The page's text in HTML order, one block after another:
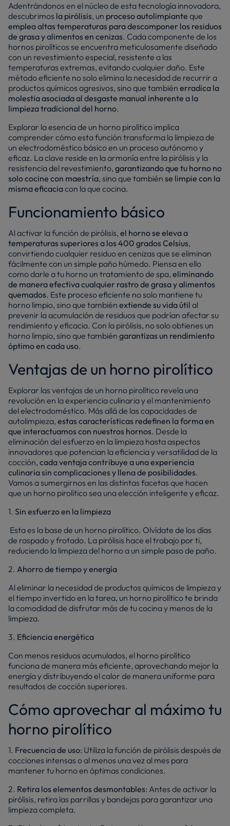
Adentrándonos en el núcleo de esta tecnología innovadora,
descubrimos la pirólisis, un proceso autolimpiante que
emplea altas temperaturas para descomponer los residuos
de grasa y alimentos en cenizas. Cada componente de los
hornos pirolíticos se encuentra meticulosamente diseñado
con un revestimiento especial, resistente a las
temperaturas extremas, evitando cualquier daño. Este
método eficiente no solo elimina la necesidad de recurrir a
productos químicos agresivos, sino que también erradica la
molestia asociada al desgaste manual inherente a la
limpieza tradicional del horno.
Explorar la esencia de un horno pirolítico implica
comprender cómo esta función transforma la limpieza de
un electrodoméstico básico en un proceso autónomo y
eficaz. La clave reside en la armonía entre la pirólisis y la
resistencia del revestimiento, garantizando que tu horno no
solo cocine con maestría, sino que también se limpie con la
misma eficaciacon la que cocina.
Funcionamiento básico
Al activar la función de pirólisis, el horno se eleva a
temperaturas superiores a los 400 grados Celsius,
convirtiendo cualquier residuo en cenizas que se eliminan
fácilmente con un simple paño húmedo. Piensa en ello
como darle a tu horno un tratamiento de spa, eliminando
de manera efectiva cualquier rastro de grasa y alimentos
quemados. Este proceso eficiente no solo mantiene tu
horno limpio, sino que también extiende su vida útil al
prevenir la acumulación de residuos que podrían afectar su
rendimiento y eficacia. Con la pirólisis, no solo obtienes un
horno limpio, sino que también garantizas un rendimiento
óptimo en cada uso.
Ventajas de un horno pirolítico
Explorar las ventajas de un horno pirolítico revela una
revolución en la experiencia culinaria y el mantenimiento
del electrodoméstico. Más allá de las capacidades de
autolimpieza, estas características redefinen la forma en
que interactuamos con nuestros hornos. Desde la
eliminación del esfuerzo en la limpieza hasta aspectos
innovadores que potencian la eficiencia y versatilidad de la
cocción, cada ventaja contribuye a una experiencia
culinaria sin complicaciones y llena de posibilidades.
Vamos a sumergirnos en las distintas facetas que hacen
que un horno pirolítico sea una elección inteligente y eficaz.
1. Sin esfuerzo en la limpieza
Esta es la base de un horno pirolítico. Olvídate de los días
de raspado y frotado. La pirólisis hace el trabajo por ti,
reduciendo la limpieza del horno a un simple paso de paño.
2. Ahorro de tiempo y energía
Al eliminar la necesidad de productos químicos de limpieza y
el tiempo invertido en la tarea, un horno pirolítico te brinda
la comodidad de disfrutar más de tu cocina y menos de la
limpieza.
3. Eficiencia energética
Con menos residuos acumulados, el horno pirolítico
funciona de manera más eficiente, aprovechando mejor la
energía y distribuyendo el calor de manera uniforme para
resultados de cocción superiores.
Cómo aprovechar al máximo tu
horno pirolítico
1. Frecuencia de uso: Utiliza la función de pirólisis después de
cocciones intensas o al menos una vez al mes para
mantener tu horno en óptimas condiciones.
2. Retira los elementos desmontables: Antes de activar la
pirólisis, retira las parrillas y bandejas para garantizar una
limpieza completa.